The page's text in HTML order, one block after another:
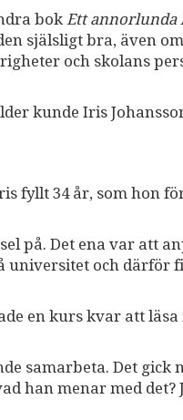
bok Ett annorlunda
själsligt bra, även
och skolans
kunde Iris
fyllt 34 år, som hon
på. Det ena var att
universitet och därför
en kurs kvar att
samarbeta. Det
han menar med